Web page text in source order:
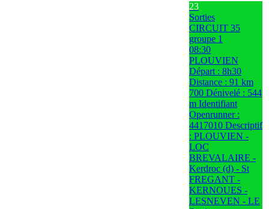
23
Sorties
CIRCUIT 35
groupe 1
08:30
PLOUVIEN
Départ : 8h30
Distance : 91 km
700 Dénivelé : 544
m Identifiant
Openrunner :
4417010 Descriptif
: PLOUVIEN -
LOC
BREVALAIRE -
Kerdroc (d) - St
FREGANT -
KERNOUES -
LESNEVEN - LE